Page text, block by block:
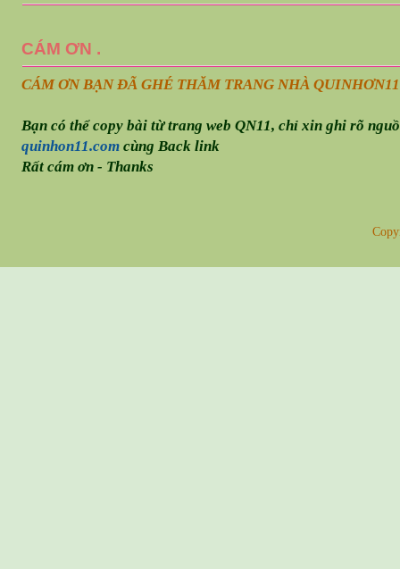
CÁM ƠN .
CÁM ƠN BẠN ĐÃ GHÉ THĂM TRANG NHÀ QUINHƠN
Bạn có thể copy bài từ trang web QN11, chỉ xin ghi rõ
quinhon11.comcùng Back link
Rất cám ơn - Thanks